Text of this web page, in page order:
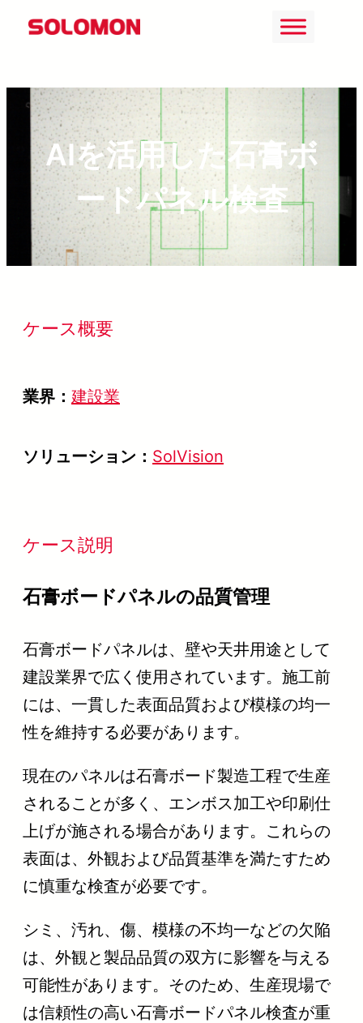
Skip
AIを活用した石膏ボ
ードパネル検査
ケース概要
業界： 建設業
ソリューション： SolVision
ケース説明
石膏ボードパネルの品質管理
石膏ボードパネルは、壁や天井用途として
建設業界で広く使用されています。施工前
には、一貫した表面品質および模様の均一
性を維持する必要があります。
現在のパネルは石膏ボード製造工程で生産
されることが多く、エンボス加工や印刷仕
上げが施される場合があります。これらの
表面は、外観および品質基準を満たすため
に慎重な検査が必要です。
シミ、汚れ、傷、模様の不均一などの欠陥
は、外観と製品品質の双方に影響を与える
可能性があります。そのため、生産現場で
は信頼性の高い石膏ボードパネル検査が重